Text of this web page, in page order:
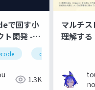
で回す小
ト開発 -
リリース
た
claude
1.3K
マルチ
理解する